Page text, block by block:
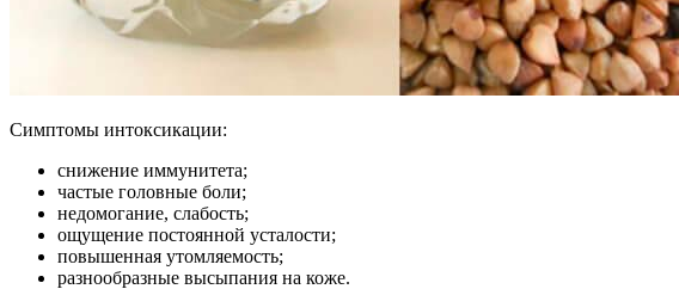
Симптомы интоксикации:
снижение иммунитета;
частые головные боли;
недомогание, слабость;
ощущение постоянной усталости;
повышенная утомляемость;
разнообразные высыпания на коже.